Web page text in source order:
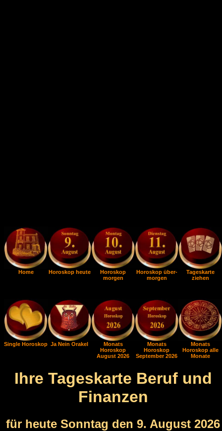
Home Horoskop heute
Horoskop
morgen
Horoskop über-
morgen
Tageskarte
ziehen
Single Horoskop Ja Nein Orakel
Monats
Horoskop
August 2026
Monats
Horoskop
September 2026
Monats
Horoskop alle
Monate
Ihre Tageskarte Beruf und
Finanzen
für heute Sonntag den 9. August 2026